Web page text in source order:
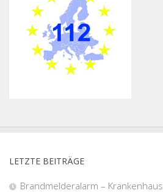
LETZTE BEITRÄGE
Brandmelderalarm – Krankenhaus